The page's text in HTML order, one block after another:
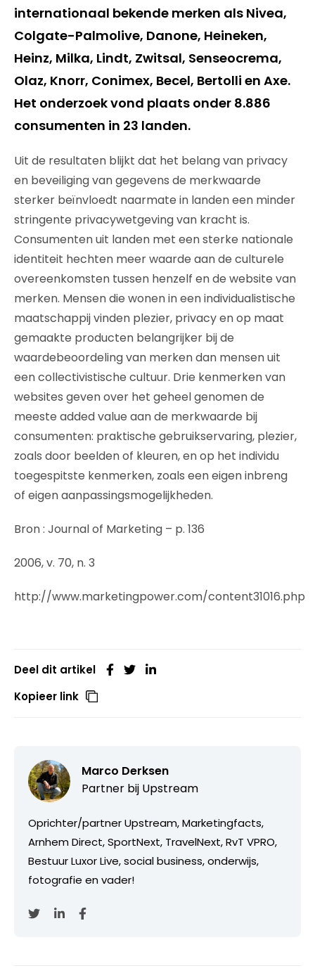
internationaal bekende merken als Nivea,
Colgate-Palmolive, Danone, Heineken,
Heinz, Milka, Lindt, Zwitsal, Senseocrema,
Olaz, Knorr, Conimex, Becel, Bertolli en Axe.
Het onderzoek vond plaats onder 8.886
consumenten in 23 landen.
Uit de resultaten blijkt dat het belang van privacy
en beveiliging van gegevens de merkwaarde
sterker beïnvloedt naarmate in landen een minder
stringente privacywetgeving van kracht is.
Consumenten uit landen met een sterke nationale
identiteit hechten meer waarde aan de culturele
overeenkomsten tussen henzelf en de website van
merken. Mensen die wonen in een individualistische
maatschappij vinden plezier, privacy en op maat
gemaakte producten belangrijker bij de
waardebeoordeling van merken dan mensen uit
een collectivistische cultuur. Drie kenmerken van
websites geven over het geheel genomen de
meeste added value aan de merkwaarde bij
consumenten: praktische gebruikservaring, plezier,
zoals door beelden of kleuren, en op het individu
toegespitste kenmerken, zoals een eigen inbreng
of eigen aanpassingsmogelijkheden.
Bron : Journal of Marketing – p. 136
2006, v. 70, n. 3
http://www.marketingpower.com/content31016.php
Deel dit artikel
Kopieer link
Marco Derksen
Partner bij Upstream
Oprichter/partner Upstream, Marketingfacts,
Arnhem Direct, SportNext, TravelNext, RvT VPRO,
Bestuur Luxor Live, social business, onderwijs,
fotografie en vader!